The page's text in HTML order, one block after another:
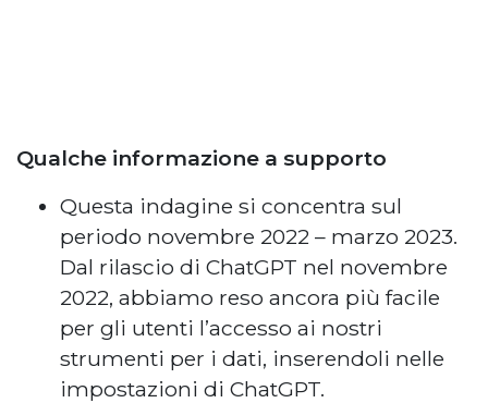
Qualche informazione a supporto
Questa indagine si concentra sul
periodo novembre 2022 – marzo 2023.
Dal rilascio di ChatGPT nel novembre
2022, abbiamo reso ancora più facile
per gli utenti l’accesso ai nostri
strumenti per i dati, inserendoli nelle
impostazioni di ChatGPT.